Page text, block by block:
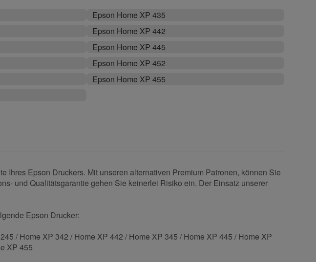
Epson Home XP 435
Epson Home XP 442
Epson Home XP 445
Epson Home XP 452
Epson Home XP 455
Epson Druckers. Mit unseren alternativen Premium Patronen, können Sie
und Qualitätsgarantie gehen Sie keinerlei Risiko ein. Der Einsatz unserer
Epson Drucker:
/ Home XP 342 / Home XP 442 / Home XP 345 / Home XP 445 / Home XP
XP 455